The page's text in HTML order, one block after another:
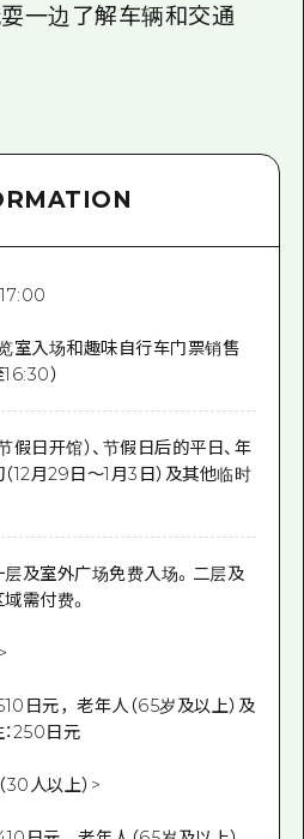
一边了解车辆和交通
览室入场和趣味自行车门票销售
）
假日开馆）、节假日后的平日、年
12月29日～1月3日）及其他临时
层及室外广场免费入场。二层及
需付费。
日元，老年人（65岁及以上）及
250日元
30人以上）>